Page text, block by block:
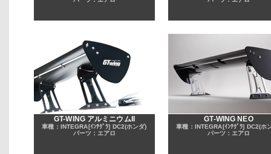
GT-WING アルミニウムII
車種：INTEGRA[ｲﾝﾃｸﾞﾗ] DC2(ホンダ)
パーツ：エアロ
GT-WING NEO
車種：INTEGRA[ｲﾝﾃｸﾞﾗ] DC2(ホ
パーツ：エアロ